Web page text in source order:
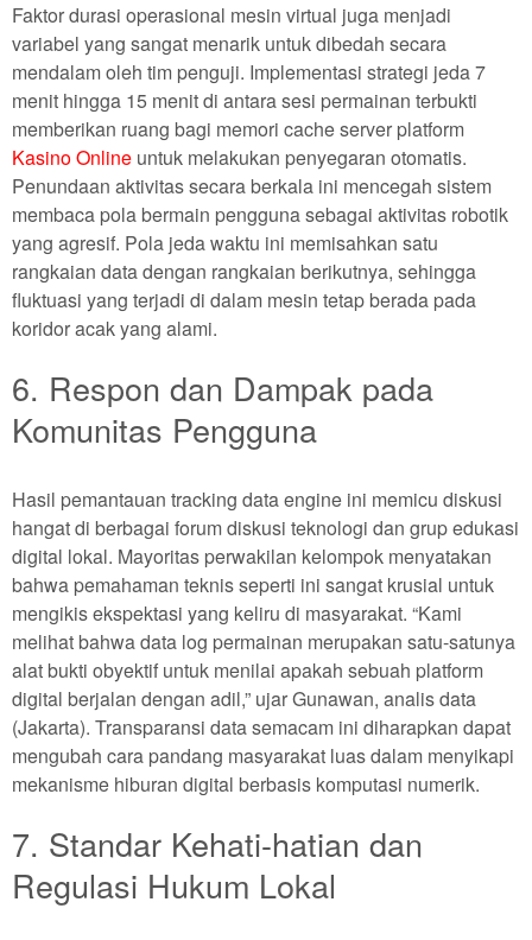
Faktor durasi operasional mesin virtual juga menjadi
variabel yang sangat menarik untuk dibedah secara
mendalam oleh tim penguji. Implementasi strategi jeda 7
menit hingga 15 menit di antara sesi permainan terbukti
memberikan ruang bagi memori cache server platform
Kasino Online untuk melakukan penyegaran otomatis.
Penundaan aktivitas secara berkala ini mencegah sistem
membaca pola bermain pengguna sebagai aktivitas robotik
yang agresif. Pola jeda waktu ini memisahkan satu
rangkaian data dengan rangkaian berikutnya, sehingga
fluktuasi yang terjadi di dalam mesin tetap berada pada
koridor acak yang alami.
6. Respon dan Dampak pada
Komunitas Pengguna
Hasil pemantauan tracking data engine ini memicu diskusi
hangat di berbagai forum diskusi teknologi dan grup edukasi
digital lokal. Mayoritas perwakilan kelompok menyatakan
bahwa pemahaman teknis seperti ini sangat krusial untuk
mengikis ekspektasi yang keliru di masyarakat. “Kami
melihat bahwa data log permainan merupakan satu-satunya
alat bukti obyektif untuk menilai apakah sebuah platform
digital berjalan dengan adil,” ujar Gunawan, analis data
(Jakarta). Transparansi data semacam ini diharapkan dapat
mengubah cara pandang masyarakat luas dalam menyikapi
mekanisme hiburan digital berbasis komputasi numerik.
7. Standar Kehati-hatian dan
Regulasi Hukum Lokal